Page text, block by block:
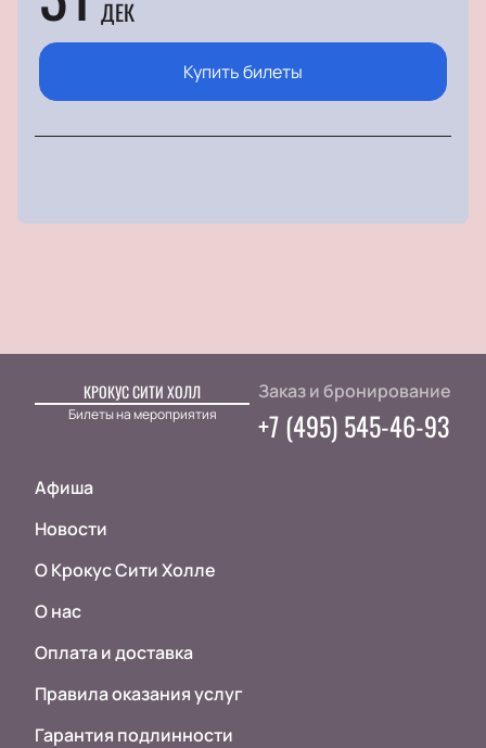
ДЕК
Купить билеты
КРОКУС СИТИ ХОЛЛ
Билеты на мероприятия
Афиша
Новости
О Крокус Сити Холле
О нас
Оплата и доставка
Правила оказания услуг
Гарантия подлинности
Заказ и бронирование
+7 (495) 545-46-93